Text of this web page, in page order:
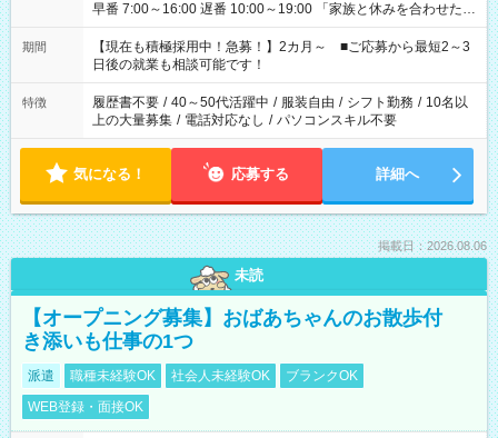
早番 7:00～16:00 遅番 10:00～19:00 「家族と休みを合わせた
い」 「余裕を持って夕飯の準備がしたい」 「できれば残業はし
たくない」 など、ご希望を教えてくださいね。 ※Wワーク希望
の方へ 今ご覧のお仕事で希望する勤務時間と、もう1つのお仕事
の勤務時間。 合計で週40時間を超える場合は応募できません。
期間
【現在も積極採用中！急募！】2カ月～ ■ご応募から最短2～3
日後の就業も相談可能です！
特徴 履歴書不要 / 40～50代活躍中 / 服装自由 / シフト勤務 / 10名以
上の大量募集 / 電話対応なし / パソコンスキル不要
気になる！ 応募する 詳細へ
掲載日：2026.08.06
未読
【オープニング募集】おばあちゃんのお散歩付
き添いも仕事の1つ
派遣 職種未経験OK 社会人未経験OK
ブランクOK
WEB登録・面接OK